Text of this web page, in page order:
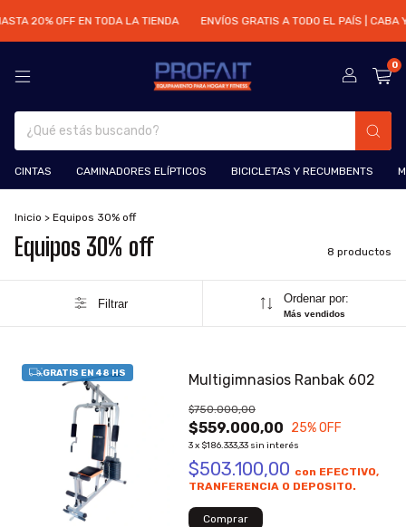
20% OFF EN TODA LA TIENDA ENVÍOS GRATIS A TODO EL PAÍS | CABA
0
CINTAS CAMINADORES ELÍPTICOS BICICLETAS Y RECUMBENTS
Inicio > Equipos 30% off
Equipos 30% off 8 productos
Filtrar Ordenar por:
Más vendidos
Multigimnasios Ranbak 602
$559.000,00
$750.000,00
25% OFF
3x $186.333,33 sin interés
$503.100,00 con EFECTIVO,
TRANFERENCIA O DEPOSITO.